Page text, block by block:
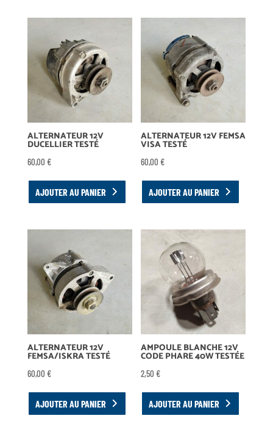
ALTERNATEUR 12V
DUCELLIER TESTÉ
60,00 €
AJOUTER AU PANIER
ALTERNATEUR 12V FEMSA
VISA TESTÉ
60,00€
AJOUTER AU PANIER
ALTERNATEUR 12V
FEMSA/ISKRA TESTÉ
60,00 €
AJOUTER AU PANIER
AMPOULE BLANCHE 12V
CODE PHARE 40W TESTÉE
2,50€
AJOUTER AU PANIER